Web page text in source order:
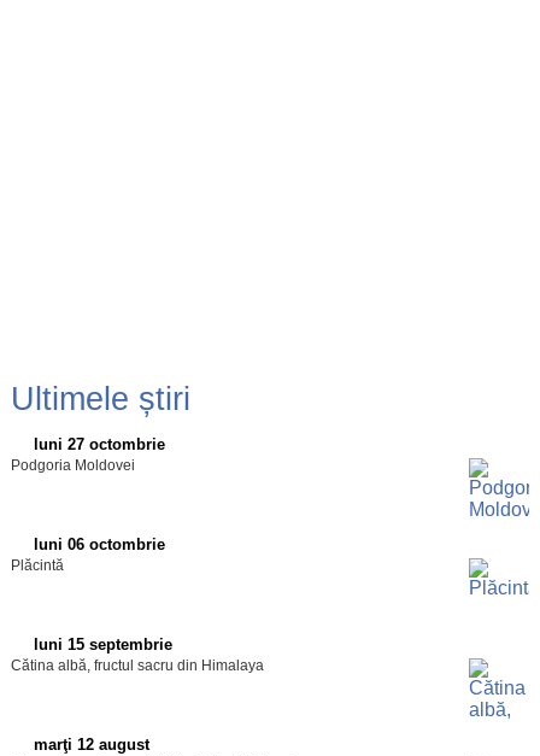
Ultimele știri
luni 27 octombrie
Podgoria Moldovei
luni 06 octombrie
Plăcintă
luni 15 septembrie
Cătina albă, fructul sacru din Himalaya
marţi 12 august